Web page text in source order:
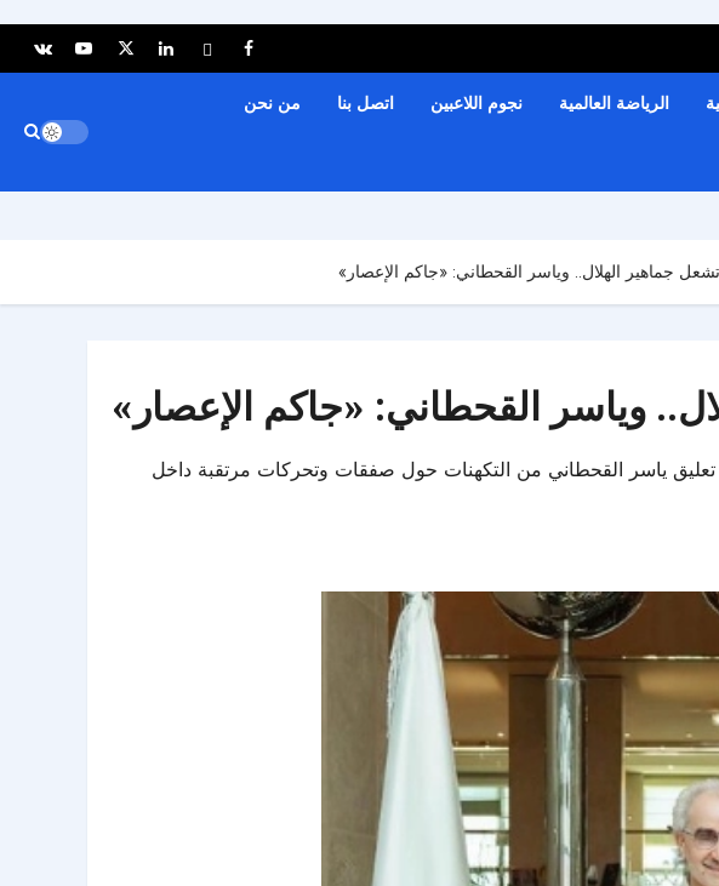
الرياضة العالمية نجوم اللاعبين اتصل بنا من نحن
جماهير الهلال.. وياسر القحطاني: «جاكم الإعصار»
وياسر القحطاني: «جاكم الإعصار»
تعليق ياسر القحطاني من التكهنات حول صفقات وتحركات مرتقبة داخل